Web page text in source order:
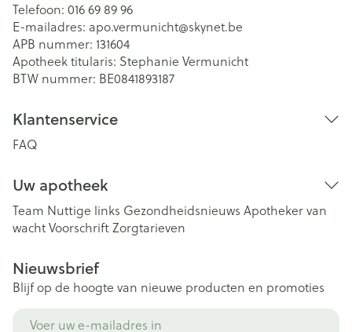
Telefoon: 016 69 89 96
E-mailadres: apo.vermunicht@skynet.be
APB nummer: 131604
Apotheek titularis: Stephanie Vermunicht
BTW nummer: BE0841893187
Klantenservice
FAQ
Uw apotheek
Team Nuttige links Gezondheidsnieuws Apotheker van
wachtVoorschriftZorgtarieven
Nieuwsbrief
Blijf op de hoogte van nieuwe producten en promoties